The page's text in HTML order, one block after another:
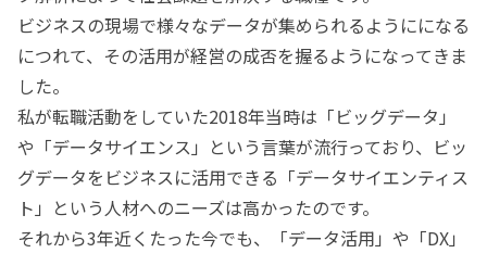
ビジネスの現場で様々なデータが集められるようにになる
につれて、その活用が経営の成否を握るようになってきま
した。
私が転職活動をしていた2018年当時は「ビッグデータ」
や「データサイエンス」という言葉が流行っており、ビッ
グデータをビジネスに活用できる「データサイエンティス
ト」という人材へのニーズは高かったのです。
それから3年近くたった今でも、「データ活用」や「DX」